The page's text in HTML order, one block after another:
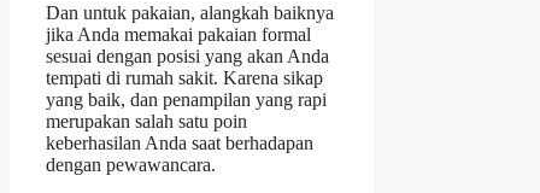
Dan untuk pakaian, alangkah baiknya
jika Anda memakai pakaian formal
sesuai dengan posisi yang akan Anda
tempati di rumah sakit. Karena sikap
yang baik, dan penampilan yang rapi
merupakan salah satu poin
keberhasilan Anda saat berhadapan
dengan pewawancara.